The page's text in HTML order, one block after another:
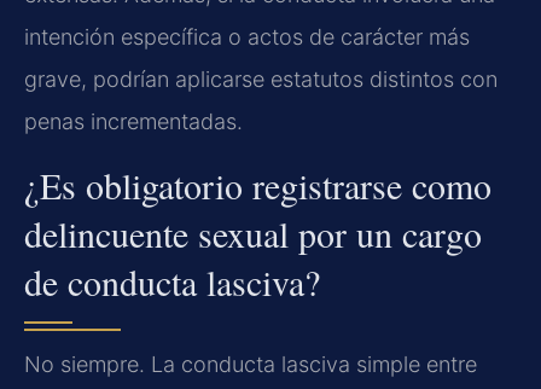
intención específica o actos de carácter más
grave, podrían aplicarse estatutos distintos con
penas incrementadas.
¿Es obligatorio registrarse como
delincuente sexual por un cargo
de conducta lasciva?
No siempre. La conducta lasciva simple entre